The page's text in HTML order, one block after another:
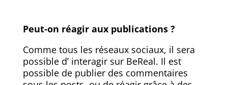
à tout moment.
Peut-on réagir aux publications ?